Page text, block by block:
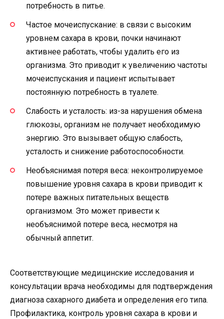
потребность в питье.
Частое мочеиспускание: в связи с высоким
уровнем сахара в крови, почки начинают
активнее работать, чтобы удалить его из
организма. Это приводит к увеличению частоты
мочеиспускания и пациент испытывает
постоянную потребность в туалете.
Слабость и усталость: из-за нарушения обмена
глюкозы, организм не получает необходимую
энергию. Это вызывает общую слабость,
усталость и снижение работоспособности.
Необъяснимая потеря веса: неконтролируемое
повышение уровня сахара в крови приводит к
потере важных питательных веществ
организмом. Это может привести к
необъяснимой потере веса, несмотря на
обычный аппетит.
Соответствующие медицинские исследования и
консультации врача необходимы для подтверждения
диагноза сахарного диабета и определения его типа.
Профилактика, контроль уровня сахара в крови и